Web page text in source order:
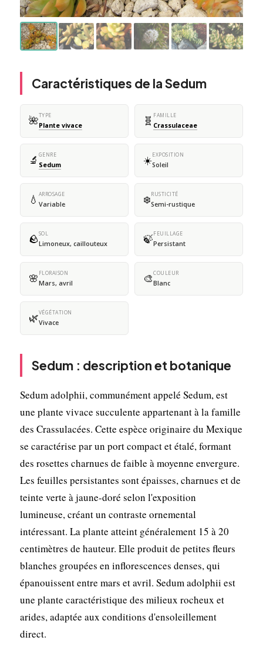
Caractéristiques de la Sedum
🌺TYPE
Plante vivace 🧬 FAMILLE
Crassulaceae
🔬 GENRE
Sedum ☀️EXPOSITION
Soleil
💧 ARROSAGE
Variable ❄️RUSTICITÉ
Semi-rustique
🪨SOL
Limoneux, caillouteux 🍃FEUILLAGE
Persistant
🌸 FLORAISON
Mars, avril 🎨COULEUR
Blanc
🌿VÉGÉTATION
Vivace
Sedum : description et botanique
Sedum adolphii, communément appelé Sedum, est
une plante vivace succulente appartenant à la famille
des Crassulacées. Cette espèce originaire du Mexique
se caractérise par un port compact et étalé, formant
des rosettes charnues de faible à moyenne envergure.
Les feuilles persistantes sont épaisses, charnues et de
teinte verte à jaune-doré selon l'exposition
lumineuse, créant un contraste ornemental
intéressant. La plante atteint généralement 15 à 20
centimètres de hauteur. Elle produit de petites fleurs
blanches groupées en inflorescences denses, qui
épanouissent entre mars et avril. Sedum adolphii est
une plante caractéristique des milieux rocheux et
arides, adaptée aux conditions d'ensoleillement
direct.